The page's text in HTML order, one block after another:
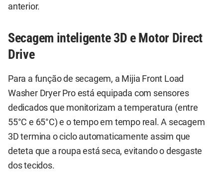
anterior.
Secagem inteligente 3D e Motor Direct
Drive
Para a função de secagem, a Mijia Front Load
Washer Dryer Pro está equipada com sensores
dedicados que monitorizam a temperatura (entre
55°C e 65°C) e o tempo em tempo real. A secagem
3D termina o ciclo automaticamente assim que
deteta que a roupa está seca, evitando o desgaste
dos tecidos.